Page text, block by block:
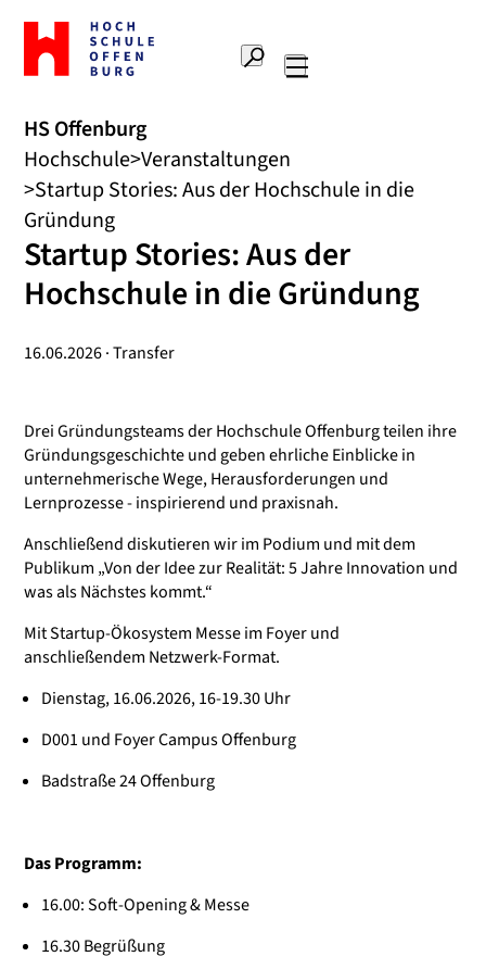
Zur
Startseite
Hochschule
Suche
HS Offenburg
Hochschule Veranstaltungen
Startup Stories: Aus der Hochschule in die
Gründung
Startup Stories: Aus der
Hochschule in die Gründung
16.06.2026 · Transfer
Drei Gründungsteams der Hochschule Offenburg teilen ihre
Gründungsgeschichte und geben ehrliche Einblicke in
unternehmerische Wege, Herausforderungen und
Lernprozesse - inspirierend und praxisnah.
Anschließend diskutieren wir im Podium und mit dem
Publikum „Von der Idee zur Realität: 5 Jahre Innovation und
was als Nächstes kommt.“
Mit Startup-Ökosystem Messe im Foyer und
anschließendem Netzwerk-Format.
Dienstag, 16.06.2026, 16-19.30 Uhr
D001 und Foyer Campus Offenburg
Badstraße 24 Offenburg
Das Programm:
16.00: Soft-Opening & Messe
16.30 Begrüßung